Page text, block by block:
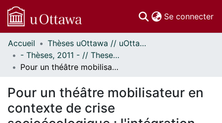
Se connecter
Communautés
et collections
Parcourir
À propos
Accueil
Thèses uOttawa // uOttawa Theses
- Thèses, 2011 - // Theses, 2011 -
Pour un théâtre mobilisateur en contexte de crise socioécologique : l'intégration des écoémotions en écriture scénique et dramatique
Pour un théâtre mobilisateur en
contexte de crise